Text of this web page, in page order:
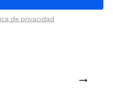
de privacidad